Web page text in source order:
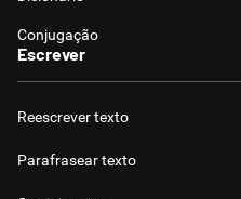
Conjugação
Escrever
Reescrever texto
Parafrasear texto